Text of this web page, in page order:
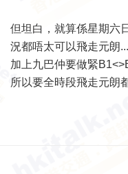
但坦白，就算係星期六
況都唔太可以飛走元朗...
加上九巴仲要做緊
所以要全時段飛走元朗